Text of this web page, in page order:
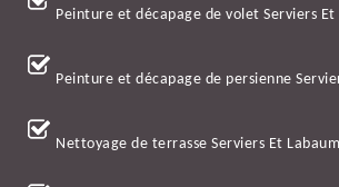
Peinture et décapage de volet Serviers Et
Peinture et décapage de persienne
Nettoyage de terrasse Serviers Et